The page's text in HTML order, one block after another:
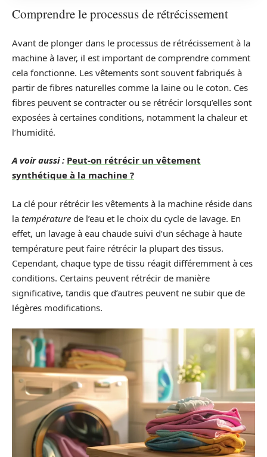
Comprendre le processus de rétrécissement
Avant de plonger dans le processus de rétrécissement à la
machine à laver, il est important de comprendre comment
cela fonctionne. Les vêtements sont souvent fabriqués à
partir de fibres naturelles comme la laine ou le coton. Ces
fibres peuvent se contracter ou se rétrécir lorsqu’elles sont
exposées à certaines conditions, notamment la chaleur et
l’humidité.
A voir aussi : Peut-on rétrécir un vêtement
synthétique à la machine ?
La clé pour rétrécir les vêtements à la machine réside dans
la température de l’eau et le choix du cycle de lavage. En
effet, un lavage à eau chaude suivi d’un séchage à haute
température peut faire rétrécir la plupart des tissus.
Cependant, chaque type de tissu réagit différemment à ces
conditions. Certains peuvent rétrécir de manière
significative, tandis que d’autres peuvent ne subir que de
légères modifications.